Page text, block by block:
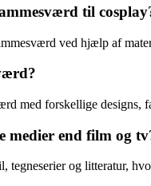
til
ved hjælp af
med forskellige
medier end film og
tegneserier og litteratur,